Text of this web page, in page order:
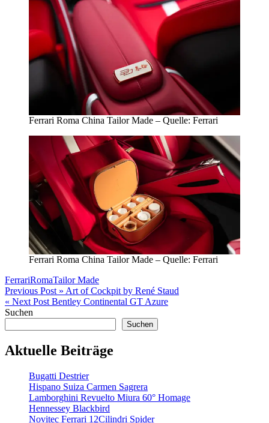
Ferrari Roma China Tailor Made – Quelle: Ferrari
Ferrari Roma China Tailor Made – Quelle: Ferrari
FerrariRomaTailor Made
Beitragsnavigation
Previous Post » Art of Cockpit by René Staud
« Next Post Bentley Continental GT Azure
Suchen
Suchen
Aktuelle Beiträge
Bugatti Destrier
Hispano Suiza Carmen Sagrera
Lamborghini Revuelto Miura 60° Homage
Hennessey Blackbird
Novitec Ferrari 12Cilindri Spider